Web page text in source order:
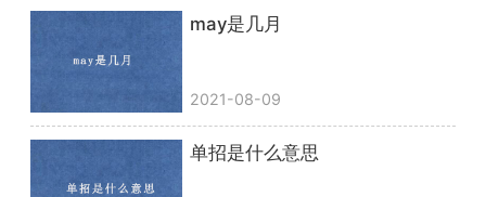
may是几月
2021-08-09
单招是什么意思